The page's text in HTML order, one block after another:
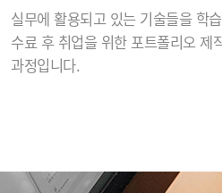
실무에 활용되고 있는 기술들을 학
수료 후 취업을 위한 포트폴리오 제
과정입니다.